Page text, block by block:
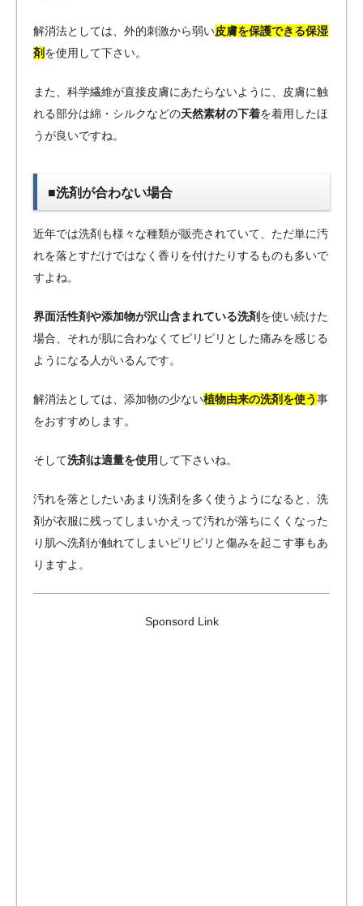
解消法としては、外的刺激から弱い皮膚を保護できる保湿
剤を使用して下さい。
また、科学繊維が直接皮膚にあたらないように、皮膚に触
れる部分は綿・シルクなどの天然素材の下着を着用したほ
うが良いですね。
■洗剤が合わない場合
近年では洗剤も様々な種類が販売されていて、ただ単に汚
れを落とすだけではなく香りを付けたりするものも多いで
すよね。
界面活性剤や添加物が沢山含まれている洗剤を使い続けた
場合、それが肌に合わなくてピリピリとした痛みを感じる
ようになる人がいるんです。
解消法としては、添加物の少ない植物由来の洗剤を使う事
をおすすめします。
そして洗剤は適量を使用 して下さいね。
汚れを落としたいあまり洗剤を多く使うようになると、洗
剤が衣服に残ってしまいかえって汚れが落ちにくくなった
り肌へ洗剤が触れてしまいピリピリと傷みを起こす事もあ
りますよ。
Sponsord Link